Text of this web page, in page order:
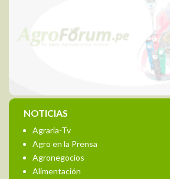
NOTICIAS
Agraria-Tv
Agro en la Prensa
Agronegocios
Alimentación